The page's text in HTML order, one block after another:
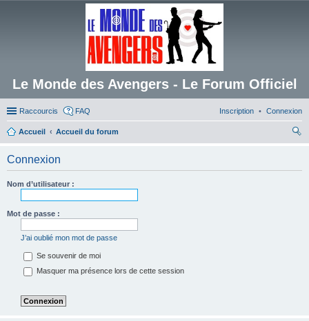
Le Monde des Avengers - Le Forum Officiel
Raccourcis FAQ Connexion
Inscription
Accueil
Accueil du forum
Connexion
Nom d’utilisateur :
Mot de passe :
J’ai oublié mon mot de passe
Se souvenir de moi
Masquer ma présence lors de cette session